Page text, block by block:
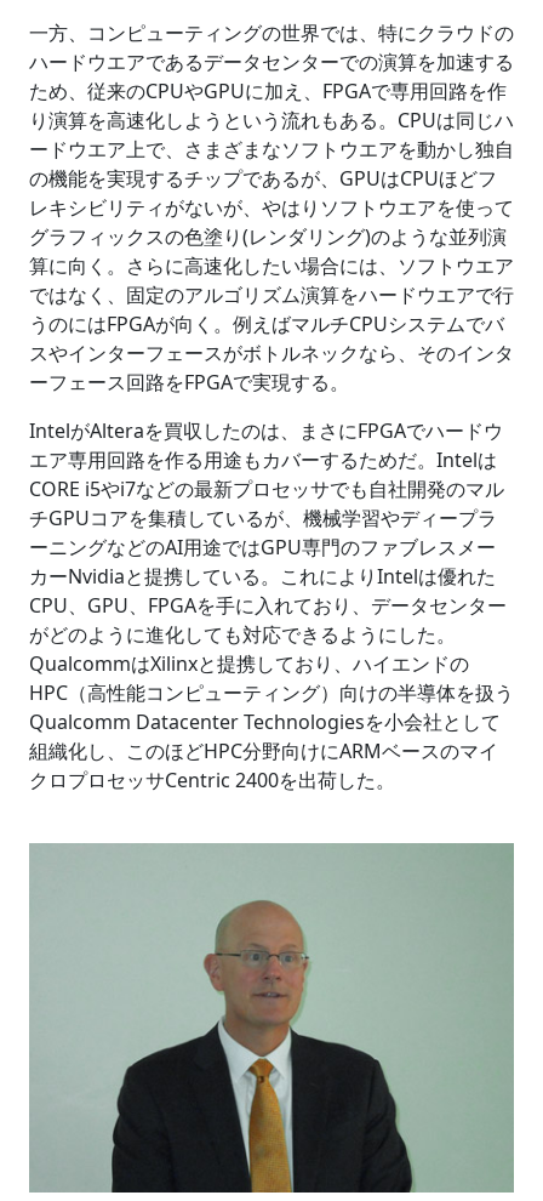
一方、コンピューティングの世界では、特にクラウドの
ハードウエアであるデータセンターでの演算を加速する
ため、従来のCPUやGPUに加え、FPGAで専用回路を作
り演算を高速化しようという流れもある。CPUは同じハ
ードウエア上で、さまざまなソフトウエアを動かし独自
の機能を実現するチップであるが、GPUはCPUほどフ
レキシビリティがないが、やはりソフトウエアを使って
グラフィックスの色塗り(レンダリング)のような並列演
算に向く。さらに高速化したい場合には、ソフトウエア
ではなく、固定のアルゴリズム演算をハードウエアで行
うのにはFPGAが向く。例えばマルチCPUシステムでバ
スやインターフェースがボトルネックなら、そのインタ
ーフェース回路をFPGAで実現する。
IntelがAlteraを買収したのは、まさにFPGAでハードウ
エア専用回路を作る用途もカバーするためだ。Intelは
CORE i5やi7などの最新プロセッサでも自社開発のマル
チGPUコアを集積しているが、機械学習やディープラ
ーニングなどのAI用途ではGPU専門のファブレスメー
カーNvidiaと提携している。これによりIntelは優れた
CPU、GPU、FPGAを手に入れており、データセンター
がどのように進化しても対応できるようにした。
QualcommはXilinxと提携しており、ハイエンドの
HPC（高性能コンピューティング）向けの半導体を扱う
Qualcomm Datacenter Technologiesを小会社として
組織化し、このほどHPC分野向けにARMベースのマイ
クロプロセッサCentric 2400を出荷した。